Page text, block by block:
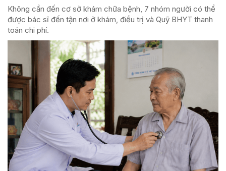
Không cần đến cơ sở khám chữa bệnh, 7 nhóm người có thể
được bác sĩ đến tận nơi ở khám, điều trị và Quỹ BHYT thanh
toán chi phí.